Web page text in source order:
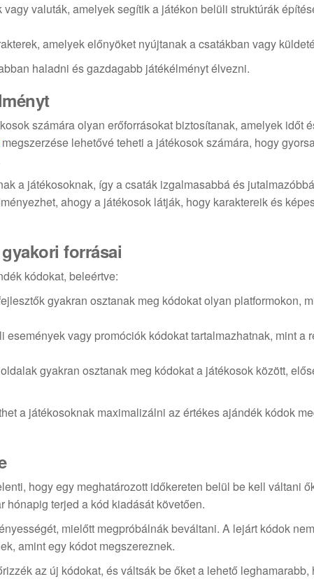
valuták, amelyek segítik a játékon belüli struktúrák
amelyek előnyöket nyújtanak a csatákban vagy
haladni és gazdagabb játékélményt élvezni.
számára olyan erőforrásokat biztosítanak, amelyek időt
megszerzése lehetővé teheti a játékosok számára, hogy
a játékosoknak, így a csaták izgalmasabbá és
ahogy a játékosok látják, hogy karaktereik és
forrásai
kódokat, beleértve:
gyakran osztanak meg kódokat olyan platformokon,
események vagy promóciók kódokat tartalmazhatnak, mint a
gyakran osztanak meg kódokat a játékosok között,
a játékosoknak maximalizálni az értékes ajándék kódok
hogy egy meghatározott időkereten belül be kell váltani
hónapig terjed a kód kiadását követően.
mielőtt megpróbálnák beváltani. A lejárt kódok
amint egy kódot megszereznek.
az új kódokat, és váltsák be őket a lehető leghamarabb,